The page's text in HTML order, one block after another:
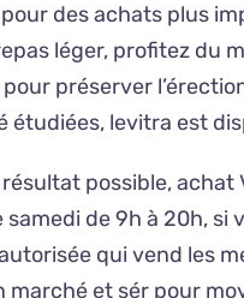
des achats plus
léger, profitez du
préserver
étudiées, levitra est
possible,
samedi de 9h à 20h,
qui vend les
marché et sér pour